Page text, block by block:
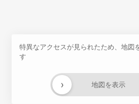
特異なアクセスが見られたため、地図
す
地図を表示
›